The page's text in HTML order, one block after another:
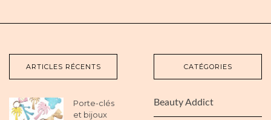
ARTICLES RÉCENTS
Porte-clés
et bijoux
CATÉGORIES
Beauty Addict